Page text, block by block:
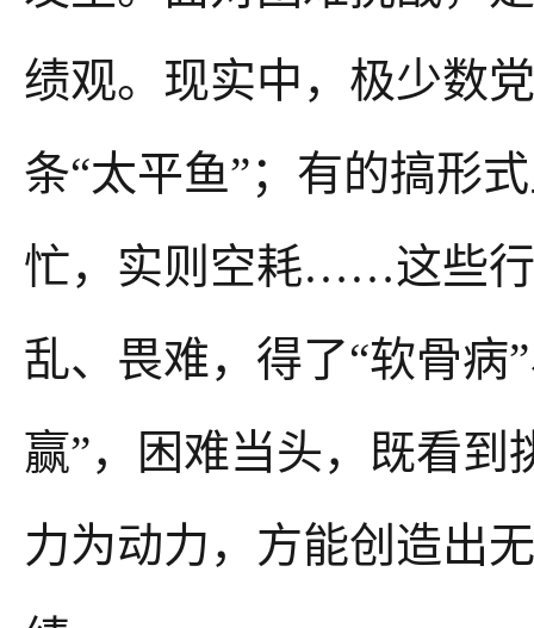
绩观。现实中，极少数
条“太平鱼”；有的搞形
忙，实则空耗……这些行
乱、畏难，得了“软骨病
赢”，困难当头，既看
力为动力，方能创造出